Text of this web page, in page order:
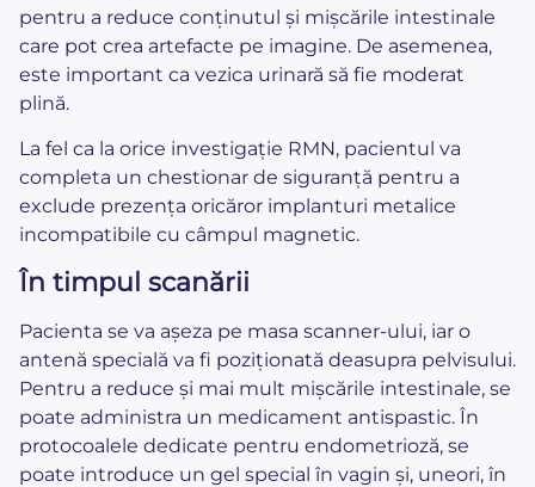
pentru a reduce conținutul și mișcările intestinale
care pot crea artefacte pe imagine. De asemenea,
este important ca vezica urinară să fie moderat
plină.
La fel ca la orice investigație RMN, pacientul va
completa un chestionar de siguranță pentru a
exclude prezența oricăror implanturi metalice
incompatibile cu câmpul magnetic.
În timpul scanării
Pacienta se va așeza pe masa scanner-ului, iar o
antenă specială va fi poziționată deasupra pelvisului.
Pentru a reduce și mai mult mișcările intestinale, se
poate administra un medicament antispastic. În
protocoalele dedicate pentru endometrioză, se
poate introduce un gel special în vagin și, uneori, în